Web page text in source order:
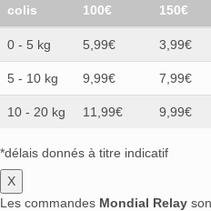
colis
100€
150€
0 - 5 kg 5,99€ 3,99€
5 - 10 kg 9,99€ 7,99€
10 - 20 kg 11,99€ 9,99€
*délais donnés à titre indicatif
X
Les commandes Mondial Relay